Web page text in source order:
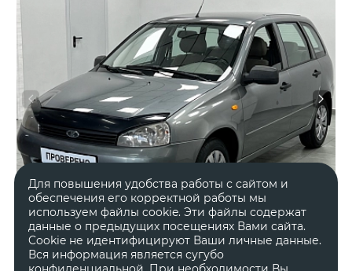
Для повышения удобства работы с сайтом и
обеспечения его корректной работы мы
используем файлы cookie. Эти файлы содержат
данные о предыдущих посещениях Вами сайта.
Cookie не идентифицируют Ваши личные данные.
Вся информация является сугубо